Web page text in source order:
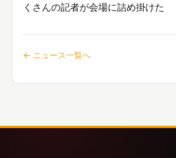
くさんの記者が会場に詰め掛けた
← ニュース一覧へ